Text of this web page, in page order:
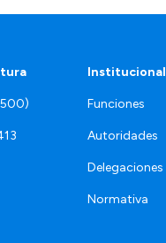
Institucional
Funciones
Autoridades
Delegaciones
Normativa